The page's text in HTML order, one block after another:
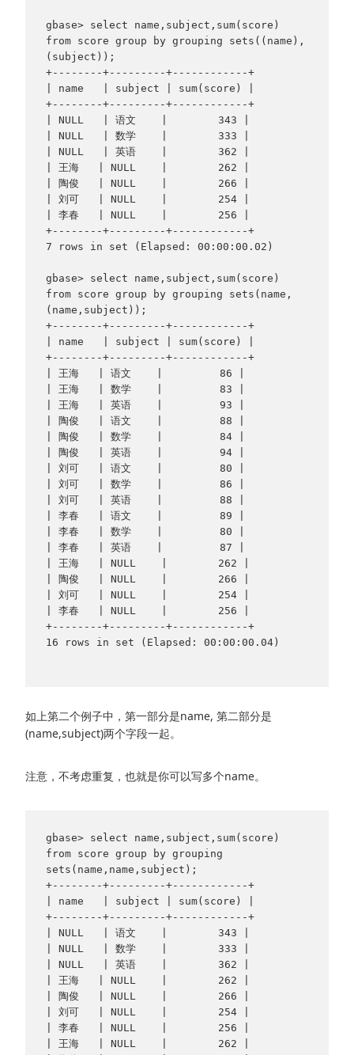
gbase> select name,subject,sum(score)
from score group by grouping sets((name),
(subject));
+--------+---------+------------+
| name   | subject | sum(score) |
+--------+---------+------------+
| NULL   | 语文    |        343 |
| NULL   | 数学    |        333 |
| NULL   | 英语    |        362 |
| 王海   | NULL    |        262 |
| 陶俊   | NULL    |        266 |
| 刘可   | NULL    |        254 |
| 李春   | NULL    |        256 |
+--------+---------+------------+
7 rows in set (Elapsed: 00:00:00.02)
gbase> select name,subject,sum(score)
from score group by grouping sets(name,
(name,subject));
+--------+---------+------------+
| name   | subject | sum(score) |
+--------+---------+------------+
| 王海   | 语文    |         86 |
| 王海   | 数学    |         83 |
| 王海   | 英语    |         93 |
| 陶俊   | 语文    |         88 |
| 陶俊   | 数学    |         84 |
| 陶俊   | 英语    |         94 |
| 刘可   | 语文    |         80 |
| 刘可   | 数学    |         86 |
| 刘可   | 英语    |         88 |
| 李春   | 语文    |         89 |
| 李春   | 数学    |         80 |
| 李春   | 英语    |         87 |
| 王海   | NULL    |        262 |
| 陶俊   | NULL    |        266 |
| 刘可   | NULL    |        254 |
| 李春   | NULL    |        256 |
+--------+---------+------------+
16 rows in set (Elapsed: 00:00:00.04)
如上第二个例子中，第一部分是name, 第二部分是
(name,subject)两个字段一起。
注意，不考虑重复，也就是你可以写多个name。
gbase> select name,subject,sum(score)
from score group by grouping
sets(name,name,subject);
+--------+---------+------------+
| name   | subject | sum(score) |
+--------+---------+------------+
| NULL   | 语文    |        343 |
| NULL   | 数学    |        333 |
| NULL   | 英语    |        362 |
| 王海   | NULL    |        262 |
| 陶俊   | NULL    |        266 |
| 刘可   | NULL    |        254 |
| 李春   | NULL    |        256 |
| 王海   | NULL    |        262 |